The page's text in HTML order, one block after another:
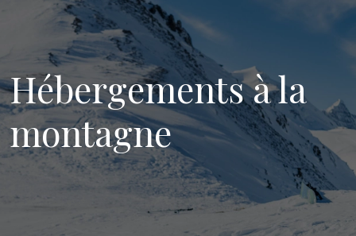
Hébergements à la
montagne